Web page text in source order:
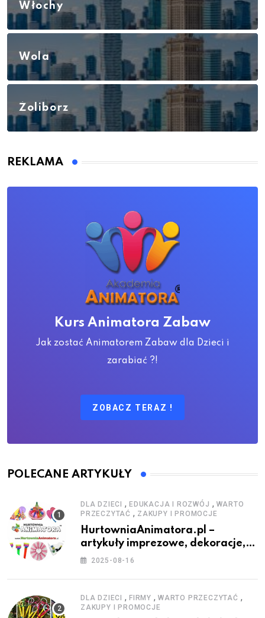
Włochy
Wola
Żoliborz
REKLAMA
Kurs Animatora Zabaw
Jak zostać Animatorem Zabaw dla Dzieci i
zarabiać ?!
ZOBACZ TERAZ !
POLECANE ARTYKUŁY
DLA DZIECI , EDUKACJA I ROZWÓJ , WARTO
PRZECZYTAĆ , ZAKUPY I PROMOCJE
HurtowniaAnimatora.pl –
artykuły imprezowe, dekoracje,
stroje i akcesoria dla animatorów
2025-08-16
DLA DZIECI , FIRMY , WARTO PRZECZYTAĆ ,
ZAKUPY I PROMOCJE